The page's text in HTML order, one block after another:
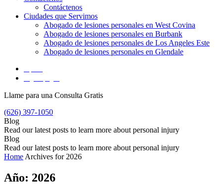
Contáctenos
Ciudades que Servimos
Abogado de lesiones personales en West Covina
Abogado de lesiones personales en Burbank
Abogado de lesiones personales de Los Angeles Este
Abogado de lesiones personales en Glendale
Llame para una Consulta Gratis
(626) 397-1050
Blog
Read our latest posts to learn more about personal injury
Blog
Read our latest posts to learn more about personal injury
Home Archives for 2026
Año: 2026